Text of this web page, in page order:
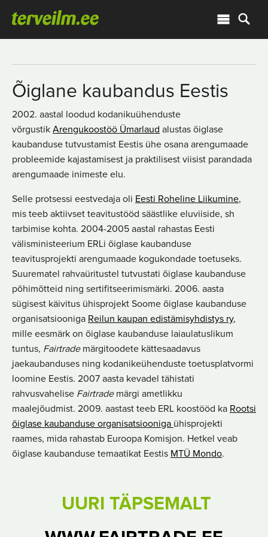
Õiglane kaubandus Eestis
2002. aastal loodud kodanikuühenduste
võrgustik Arengukoostöö Ümarlaud alustas õiglase
kaubanduse tutvustamist Eestis ühe osana arengumaade
probleemide kajastamisest ja praktilisest viisist parandada
arengumaade inimeste elu.
Selle protsessi eestvedaja oli Eesti Roheline Liikumine,
mis teeb aktiivset teavitustööd säästlike eluviiside, sh
tarbimise kohta. 2004-2005 aastal rahastas Eesti
välisministeerium ERLi õiglase kaubanduse
teavitusprojekti arengumaade kogukondade toetuseks.
Suurematel rahvaüritustel tutvustati õiglase kaubanduse
põhimõtteid ning sertifitseerimismärki. 2006. aasta
sügisest käivitus ühisprojekt Soome õiglase kaubanduse
organisatsiooniga Reilun kaupan edistämisyhdistys ry,
mille eesmärk on õiglase kaubanduse laiaulatuslikum
tuntus, Fairtrademärgitoodete kättesaadavus
jaekaubanduses ning kodanikeühenduste toetusplatvormi
loomine Eestis. 2007 aasta kevadel tähistati
rahvusvahelise Fairtrademärgi ametlikku
maalejõudmist. 2009. aastast teeb ERL koostööd ka Rootsi
õiglase kaubanduse organisatsiooniga ühisprojekti
raames, mida rahastab Euroopa Komisjon. Hetkel veab
õiglase kaubanduse temaatikat Eestis MTÜ Mondo.
UURI TÄPSEMALT